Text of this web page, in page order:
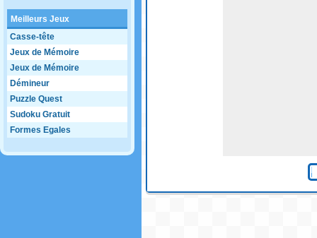
Meilleurs Jeux
Casse-tête
Jeux de Mémoire
Jeux de Mémoire
Démineur
Puzzle Quest
Sudoku Gratuit
Formes Egales